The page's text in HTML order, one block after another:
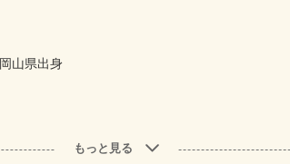
岡山県出身
もっと見る